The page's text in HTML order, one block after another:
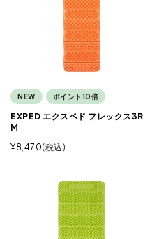
NEW ポイント10倍
EXPED エクスペド フレックス3R
M
¥8,470 税込